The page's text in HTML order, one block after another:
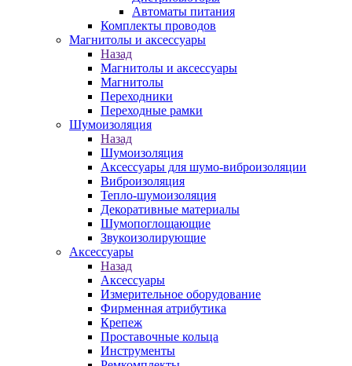
Автоматы питания
Комплекты проводов
Магнитолы и аксессуары
Назад
Магнитолы и аксессуары
Магнитолы
Переходники
Переходные рамки
Шумоизоляция
Назад
Шумоизоляция
Аксессуары для шумо-виброизоляции
Виброизоляция
Тепло-шумоизоляция
Декоративные материалы
Шумопоглощающие
Звукоизолирующие
Аксессуары
Назад
Аксессуары
Измерительное оборудование
Фирменная атрибутика
Крепеж
Проставочные кольца
Инструменты